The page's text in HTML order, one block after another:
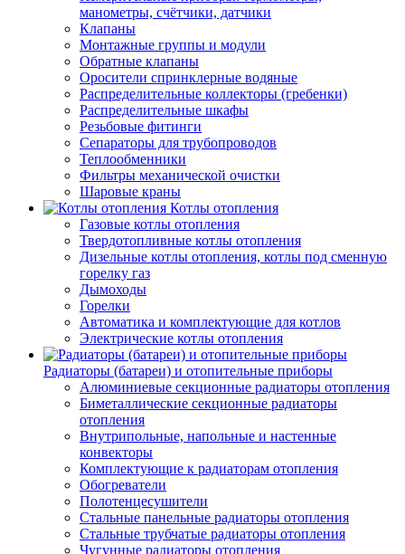
манометры, счётчики, датчики
Клапаны
Монтажные группы и модули
Обратные клапаны
Оросители спринклерные водяные
Распределительные коллекторы (гребенки)
Распределительные шкафы
Резьбовые фитинги
Сепараторы для трубопроводов
Теплообменники
Фильтры механической очистки
Шаровые краны
Котлы отопления
Газовые котлы отопления
Твердотопливные котлы отопления
Дизельные котлы отопления, котлы под сменную
горелку газ
Дымоходы
Горелки
Автоматика и комплектующие для котлов
Электрические котлы отопления
Радиаторы (батареи) и отопительные приборы
Алюминиевые секционные радиаторы отопления
Биметаллические секционные радиаторы
отопления
Внутрипольные, напольные и настенные
конвекторы
Комплектующие к радиаторам отопления
Обогреватели
Полотенцесушители
Стальные панельные радиаторы отопления
Стальные трубчатые радиаторы отопления
Чугунные радиаторы отопления